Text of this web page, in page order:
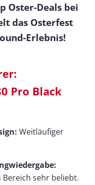
Oster-Deals bei
das Osterfest
Erlebnis!
Pro Black
Weitläufiger
sehr beliebt.